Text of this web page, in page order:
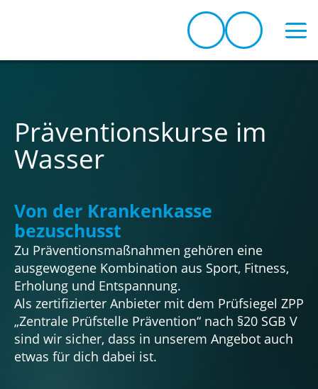
Präventionskurse im
Wasser
Von der Krankenkasse
bezuschusst
Zu Präventions­maßnahmen gehören eine
ausgewogene Kombination aus Sport, Fitness,
Erholung und Entspannung.
Als zertifizierter Anbieter mit dem Prüfsiegel ZPP
„Zentrale Prüfstelle Prävention“ nach §20 SGB V
sind wir sicher, dass in unserem Angebot auch
etwas für dich dabei ist.